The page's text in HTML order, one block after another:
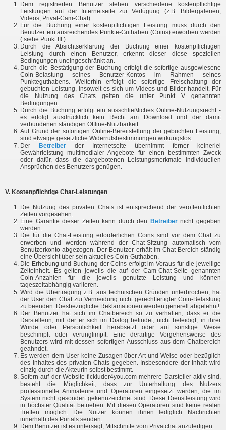
Dem registrierten Benutzer stehen verschiedene kostenpflichtige
Leistungen auf der Internetseite zur Verfügung (z.B. Bildergalerien,
Videos, Privat-Cam-Chat)
Für die Buchung einer kostenpflichtigen Leistung muss durch den
Benutzer ein ausreichendes Punkte-Guthaben (Coins) erworben werden
( siehe Punkt III )
Durch die Absichtserklärung der Buchung einer kostenpflichtigen
Leistung durch einen Benutzer, erkennt dieser diese speziellen
Bedingungen uneingeschränkt an.
Durch die Bestätigung der Buchung erfolgt die sofortige ausgewiesene
Coin-Belastung seines Benutzer-Kontos im Rahmen seines
Punkteguthabens. Weiterhin erfolgt die sofortige Freischaltung der
gebuchten Leistung, insoweit es sich um Videos und Bilder handelt. Für
die Nutzung des Chats gelten die unter Punkt V genannten
Bedingungen.
Durch die Buchung erfolgt ein ausschließliches Online-Nutzungsrecht -
es erfolgt ausdrücklich kein Recht am Download und der damit
verbundenen ständigen Offline-Nutzbarkeit.
Auf Grund der sofortigen Online-Bereitstellung der gebuchten Leistung,
sind etwaige gesetzliche Widerrufsbestimmungen wirkungslos.
Der
Betreiber der Internetseite übernimmt ferner keinerlei
Gewährleistung multimedialer Angebote für einen bestimmten Zweck
oder dafür, dass die dargebotenen Leistungsmerkmale individuellen
Ansprüchen des Benutzers genügen.
V. Kostenpflichtige Chat-Leistungen
Die Nutzung des privaten Chats ist entsprechend der veröffentlichten
Zeiten vorgesehen.
Eine Garantie dieser Zeiten kann durch den
Betreibernicht gegeben
werden.
Die für die Chat-Leistung erforderlichen Coins sind vor dem Chat zu
erwerben und werden während der Chat-Sitzung automatisch vom
Benutzerkonto abgezogen. Der Benutzer erhält im Chat-Bereich ständig
eine Übersicht über sein aktuelles Coin-Guthaben.
Die Erhebung und Buchung der Coins erfolgt im Voraus für die jeweilige
Zeiteinheit. Es gelten jeweils die auf der Cam-Chat-Seite genannten
Coin-Anzahlen für die jeweils genutzte Leistung und können
tageszeitabhängig variieren.
Wird die Übertragung z.B. aus technischen Gründen unterbrochen, hat
der User den Chat zur Vermeidung nicht gerechtfertigter Coin-Belastung
zu beenden. Diesbezügliche Reklamationen werden generell abgelehnt!
Der Benutzer hat sich im Chatbereich so zu verhalten, dass er die
Darstellerin, mit der er sich im Dialog befindet, nicht beleidigt, in ihrer
Würde oder Persönlichkeit herabsetzt oder auf sonstige Weise
beschimpft oder verunglimpft. Eine derartige Vorgehensweise des
Benutzers wird mit dessen sofortigen Ausschluss aus dem Chatbereich
geahndet.
Es werden dem User keine Zusagen über Art und Weise oder bezüglich
des Inhaltes des privaten Chats gegeben. Insbesondere der Inhalt wird
einzig durch die Akteurin selbst bestimmt.
Sofern auf der Website fickluder4you.com mehrere Darsteller aktiv sind,
besteht die Möglichkeit, dass zur Unterhaltung des Nutzers
professionelle Animateure und Operatoren eingesetzt werden, die im
System nicht gesondert gekennzeichnet sind. Diese Dienstleistung wird
in höchster Qualität betrieben. Mit diesen Operatoren sind keine realen
Treffen möglich. Die Nutzer können ihnen lediglich Nachrichten
innerhalb des Portals senden.
Dem Benutzer ist es untersagt, Mitschnitte vom Privatchat anzufertigen.